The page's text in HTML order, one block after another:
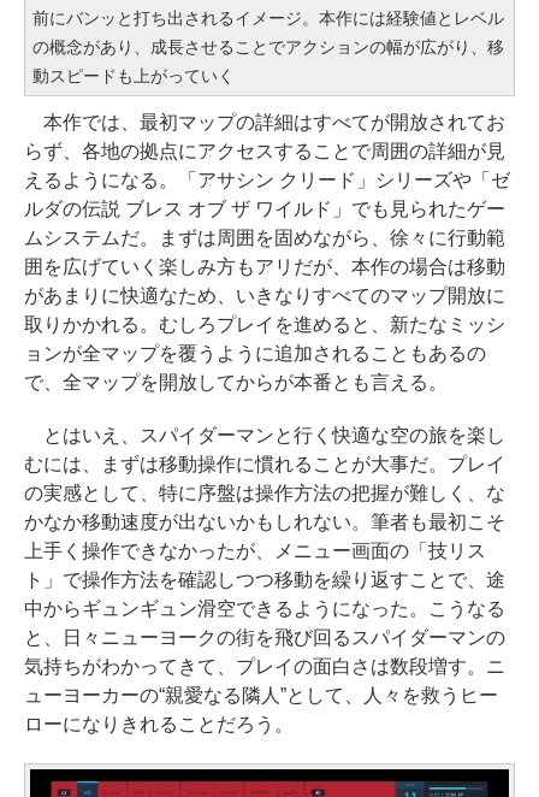
前にバンッと打ち出されるイメージ。本作には経験値とレベル
の概念があり、成長させることでアクションの幅が広がり、移
動スピードも上がっていく
本作では、最初マップの詳細はすべてが開放されてお
らず、各地の拠点にアクセスすることで周囲の詳細が見
えるようになる。「アサシン クリード」シリーズや「ゼ
ルダの伝説 ブレス オブ ザ ワイルド」でも見られたゲー
ムシステムだ。まずは周囲を固めながら、徐々に行動範
囲を広げていく楽しみ方もアリだが、本作の場合は移動
があまりに快適なため、いきなりすべてのマップ開放に
取りかかれる。むしろプレイを進めると、新たなミッシ
ョンが全マップを覆うように追加されることもあるの
で、全マップを開放してからが本番とも言える。
とはいえ、スパイダーマンと行く快適な空の旅を楽し
むには、まずは移動操作に慣れることが大事だ。プレイ
の実感として、特に序盤は操作方法の把握が難しく、な
かなか移動速度が出ないかもしれない。筆者も最初こそ
上手く操作できなかったが、メニュー画面の「技リス
ト」で操作方法を確認しつつ移動を繰り返すことで、途
中からギュンギュン滑空できるようになった。こうなる
と、日々ニューヨークの街を飛び回るスパイダーマンの
気持ちがわかってきて、プレイの面白さは数段増す。ニ
ューヨーカーの“親愛なる隣人”として、人々を救うヒー
ローになりきれることだろう。